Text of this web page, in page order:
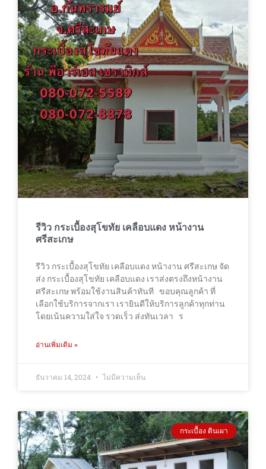
รีวิว กระเบื้องสุโขทัย เคลือบแดง หน้างาน
ศรีสะเกษ
รีวิว กระเบื้องสุโขทัย เคลือบแดง หน้างาน ศรีสะเกษ จัด
ส่ง กระเบื้องสุโขทัย เคลือบแดง เราส่งตรงถึงหน้างาน
ศรีสะเกษ พร้อมใช้งานสินค้าทันที ขอบคุณลูกค้า ที่
เลือกใช้บริการจากเรา เรายินดีให้บริการลูกค้าทุกท่าน
โดยเน้นความใส่ใจ รวดเร็ว ส่งทันเวลา ร
อ่านเพิ่มเติม »
ธันวาคม 14, 2024 ไม่มีความเห็น
กระเบื้อง ดินเผา